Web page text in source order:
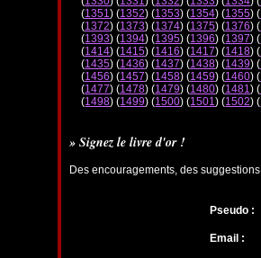
(1351) (1352) (1353) (1354) (1355) (
(1372) (1373) (1374) (1375) (1376) (
(1393) (1394) (1395) (1396) (1397) (
(1414) (1415) (1416) (1417) (1418) (
(1435) (1436) (1437) (1438) (1439) (
(1456) (1457) (1458) (1459) (1460) (
(1477) (1478) (1479) (1480) (1481) (
(1498) (1499) (1500) (1501) (1502) (
» Signez le livre d'or !
Des encouragements, des
Pseudo :
Email :